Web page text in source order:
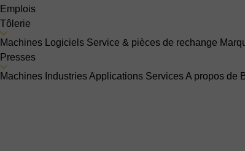
Emplois
Tôlerie
Machines
Logiciels Service & pièces de rechange
Presses
Machines IndustriesApplications ServicesA propos de